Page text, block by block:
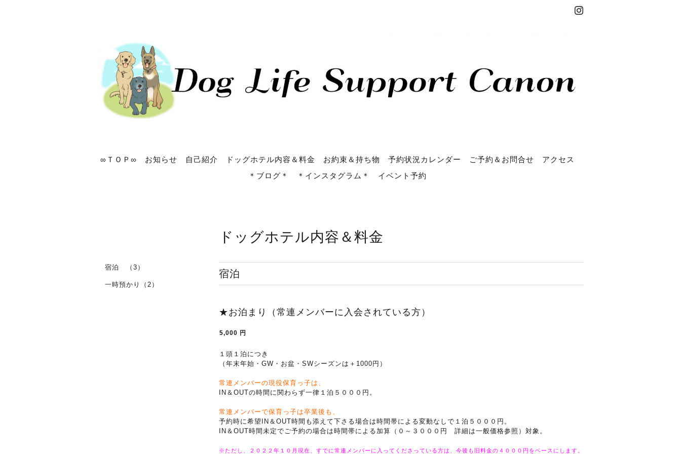
∞ＴＯＰ∞ お知らせ 自己紹介 ドッグホテル内容＆料金 お約束＆持ち物 予約状況カレンダー ご予約＆お問合せ
アクセス
＊ブログ＊
＊インスタグラム＊ イベント予約
ドッグホテル内容＆料金
宿泊
★お泊まり（常連メンバーに入会されている方）
5,000 円
１頭１泊につき
（年末年始・GW・お盆・SWシーズンは＋1000円）
常連メンバーの現役保育っ子は、
IN＆OUTの時間に関わらず一律 １泊５０００円。
常連メンバーで保育っ子は卒業後も、
予約時に希望IN＆OUT時間も添えて下さる場合は時間帯による変動なしで１泊５０００円。
IN＆OUT時間未定でご予約の場合は時間帯による加算（０～３０００円 詳細は一般価格参照）対象。
※ただし、２０２２年１０月現在、すでに常連メンバーに入ってくださっている方は、今後も旧料金の４０００円をベースにします。
宿泊 （3）
一時預かり（2）